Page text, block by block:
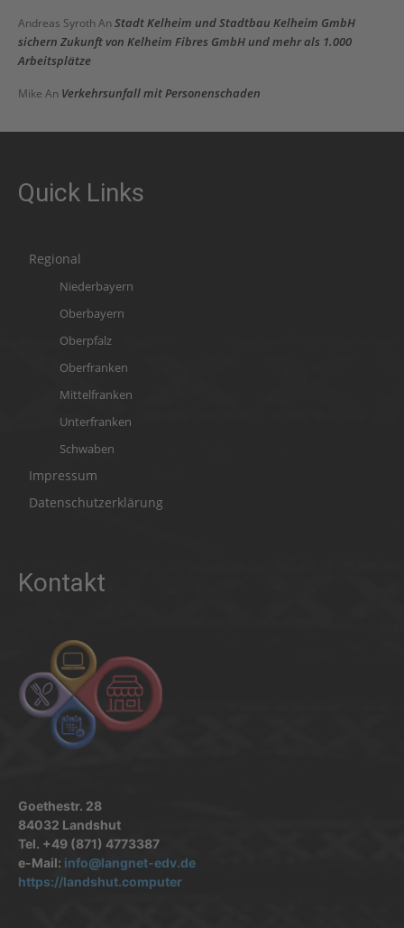
Andreas Syroth An Stadt Kelheim und Stadtbau Kelheim GmbH
sichern Zukunft von Kelheim Fibres GmbH und mehr als 1.000
Arbeitsplätze
Mike An Verkehrsunfall mit Personenschaden
Quick Links
Regional
Niederbayern
Oberbayern
Oberpfalz
Oberfranken
Mittelfranken
Unterfranken
Schwaben
Impressum
Datenschutzerklärung
Kontakt
Goethestr. 28
84032 Landshut
Tel. +49 (871) 4773387
e-Mail: info@langnet-edv.de
https://landshut.computer